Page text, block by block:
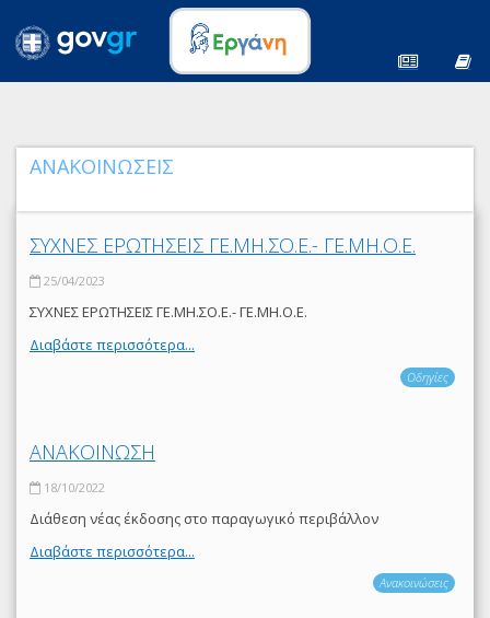
ΑΝΑΚΟΙΝΩΣΕΙΣ
ΣΥΧΝΕΣ ΕΡΩΤΗΣΕΙΣ ΓΕ.ΜΗ.ΣΟ.Ε.- ΓΕ.ΜΗ.Ο.Ε.
25/04/2023
ΣΥΧΝΕΣ ΕΡΩΤΗΣΕΙΣ ΓΕ.ΜΗ.ΣΟ.Ε.- ΓΕ.ΜΗ.Ο.Ε.
Διαβάστε περισσότερα...
Οδηγίες
ΑΝΑΚΟΙΝΩΣΗ
18/10/2022
Διάθεση νέας έκδοσης στο παραγωγικό περιβάλλον
Διαβάστε περισσότερα...
Ανακοινώσεις